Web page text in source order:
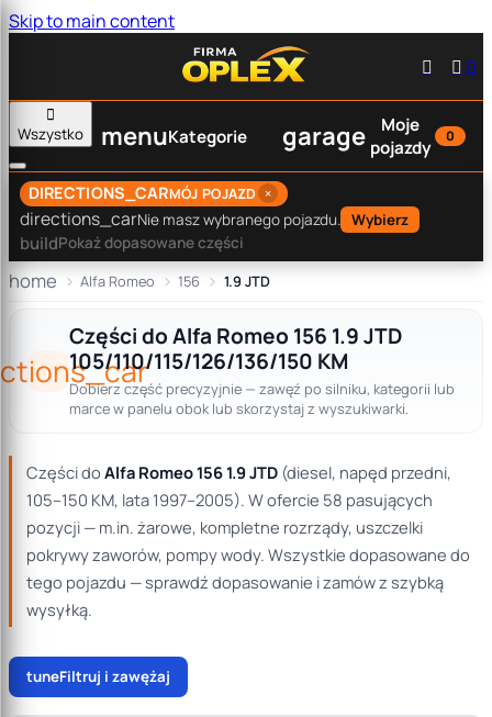
Skip to main content

 0

Wszystko
menuKategorie garage
Moje
pojazdy
0
DIRECTIONS_CARMÓJ POJAZD ×
directions_carNie masz wybranego pojazdu. Wybierz
buildPokaż dopasowane części
home Alfa Romeo 156 1.9 JTD
Części do Alfa Romeo 156 1.9 JTD
105/110/115/126/136/150 KM
Dobierz część precyzyjnie — zawęź po silniku, kategorii lub
marce w panelu obok lub skorzystaj z wyszukiwarki.
Części do Alfa Romeo 156 1.9 JTD(diesel, napęd przedni,
105–150 KM, lata 1997–2005). W ofercie 58 pasujących
pozycji — m.in. żarowe, kompletne rozrządy, uszczelki
pokrywy zaworów, pompy wody. Wszystkie dopasowane do
tego pojazdu — sprawdź dopasowanie i zamów z szybką
wysyłką.
tuneFiltruj i zawężaj